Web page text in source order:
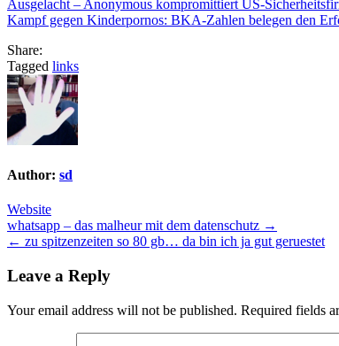
Ausgelacht – Anonymous kompromittiert US-
Kampf gegen Kinderpornos: BKA-Zahlen belegen den
Share:
Tagged links
Author: sd
Website
Post
navigation
whatsapp – das malheur mit dem datenschutz →
← zu spitzenzeiten so 80 gb… da bin ich ja gut geruestet
Leave a Reply
Your email address will not be published. Required fields